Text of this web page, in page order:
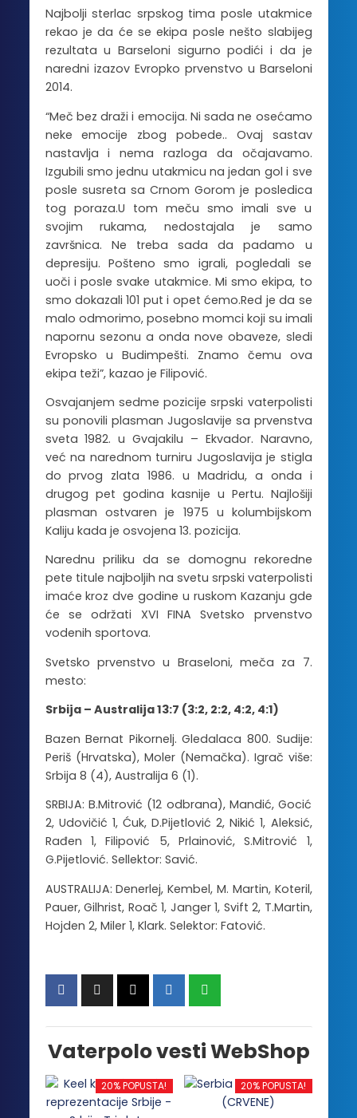
Najbolji sterlac srpskog tima posle utakmice
rekao je da će se ekipa posle nešto slabijeg
rezultata u Barseloni sigurno podići i da je
naredni izazov Evropko prvenstvo u Barseloni
2014.
“Meč bez draži i emocija. Ni sada ne osećamo
neke emocije zbog pobede.. Ovaj sastav
nastavlja i nema razloga da očajavamo.
Izgubili smo jednu utakmicu na jedan gol i sve
posle susreta sa Crnom Gorom je posledica
tog poraza.U tom meču smo imali sve u
svojim rukama, nedostajala je samo
završnica. Ne treba sada da padamo u
depresiju. Pošteno smo igrali, pogledali se
uoči i posle svake utakmice. Mi smo ekipa, to
smo dokazali 101 put i opet ćemo.Red je da se
malo odmorimo, posebno momci koji su imali
napornu sezonu a onda nove obaveze, sledi
Evropsko u Budimpešti. Znamo čemu ova
ekipa teži”, kazao je Filipović.
Osvajanjem sedme pozicije srpski vaterpolisti
su ponovili plasman Jugoslavije sa prvenstva
sveta 1982. u Gvajakilu – Ekvador. Naravno,
već na narednom turniru Jugoslavija je stigla
do prvog zlata 1986. u Madridu, a onda i
drugog pet godina kasnije u Pertu. Najlošiji
plasman ostvaren je 1975 u kolumbijskom
Kaliju kada je osvojena 13. pozicija.
Narednu priliku da se domognu rekoredne
pete titule najboljih na svetu srpski vaterpolisti
imaće kroz dve godine u ruskom Kazanju gde
će se održati XVI FINA Svetsko prvenstvo
vodenih sportova.
Svetsko prvenstvo u Braseloni, meča za 7.
mesto:
Srbija – Australija 13:7 (3:2, 2:2, 4:2, 4:1)
Bazen Bernat Pikornelj. Gledalaca 800. Sudije:
Periš (Hrvatska), Moler (Nemačka). Igrač više:
Srbija 8 (4), Australija 6 (1).
SRBIJA: B.Mitrović (12 odbrana), Mandić, Gocić
2, Udovičić 1, Ćuk, D.Pijetlović 2, Nikić 1, Aleksić,
Rađen 1, Filipović 5, Prlainović, S.Mitrović 1,
G.Pijetlović. Sellektor: Savić.
AUSTRALIJA: Denerlej, Kembel, M. Martin, Koteril,
Pauer, Gilhrist, Roač 1, Janger 1, Svift 2, T.Martin,
Hojden 2, Miler 1, Klark. Selektor: Fatović.
Vaterpolo vesti WebShop
20% POPUSTA! 20% POPUSTA!